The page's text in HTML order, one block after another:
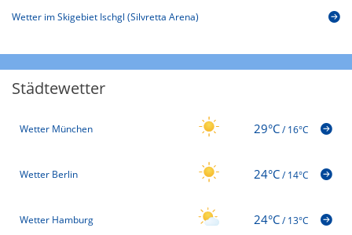
Wetter im Skigebiet Ischgl (Silvretta Arena)
Städtewetter
Wetter München 29°C/16°C
Wetter Berlin 24°C/14°C
Wetter Hamburg 24°C/13°C